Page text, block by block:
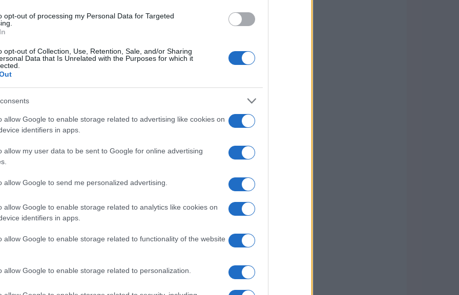
opt-out of processing my Personal Data for Targeted
opt-out of Collection, Use, Retention, Sale, and/or Sharing
Data that Is Unrelated with the Purposes for which it
allow Google to enable storage related to advertising like cookies on
identifiers in apps.
allow my user data to be sent to Google for online advertising
allow Google to send me personalized advertising.
allow Google to enable storage related to analytics like cookies on
identifiers in apps.
allow Google to enable storage related to functionality of the website
allow Google to enable storage related to personalization.
di una designer
ha trascorso la sua infanzia a fianco di sua
vita. Tra ricami e lavori all’uncinetto, ha
che l’avrebbe accompagnata per
da cucire» racconta, svelando un lato curioso
sua vita ha preso una piega decisiva quando
e i mondi creativi degli studenti hanno acceso
scuola di design le ha aperto gli occhi su un
privilegiati, ma la sua determinazione era
Galliano, il suo percorso nel
sua passione per la creazione di abiti
al Royal College of Art di Londra,